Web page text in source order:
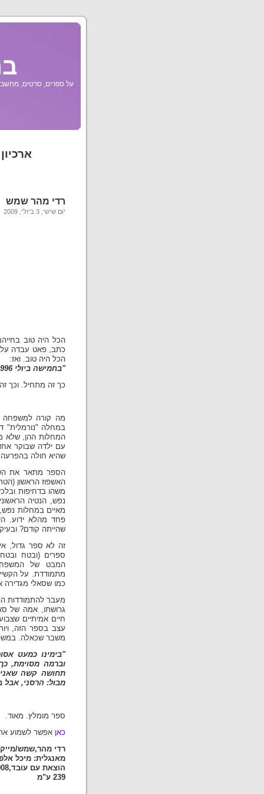
על ספרים, סרטים,
רדי מהר שמש
יום שישי, 3 ביולי, 2009
הכל היה טוב
כתב, פאט עבדה על
הכל היה טוב. ואז:
"בחמישה ביולי 1996 הוכתה בתי בשיגעון".
כך זה מתחיל. וכך
מה קורה למשפחה
במחלה "נורמלית"
המחלות ההן, שלא
עם ילדה שבוקר
שהיא חולה בהפרעה
הספר מתאר את
האשפוז הראשון
משהו בדחיפות
נפש, הנטיה
מאיים במחלות
פחד מהלא ידוע.
שהייתה קודם?
זה לא ספר גדול,
ספרים (ובטח
המבט של
מתמודדת. על
כמו שסאלי מגדירה
מעבר להתמודדות
גרושתו, אמה של
חיים אמיתיים
עצב בספר הזה,
משבר שכאלה.
"בימינו כמעט
וברמה מסוימת,
תחושה קשה שאני
מבול: הרסני, אבל
ספר מומלץ. מאוד.
כאן אפשר לשמוע את
רדי מהר,שמש/
מאנגלית: מיכל
הוצאת עם עובד,2008
239 ע"מ